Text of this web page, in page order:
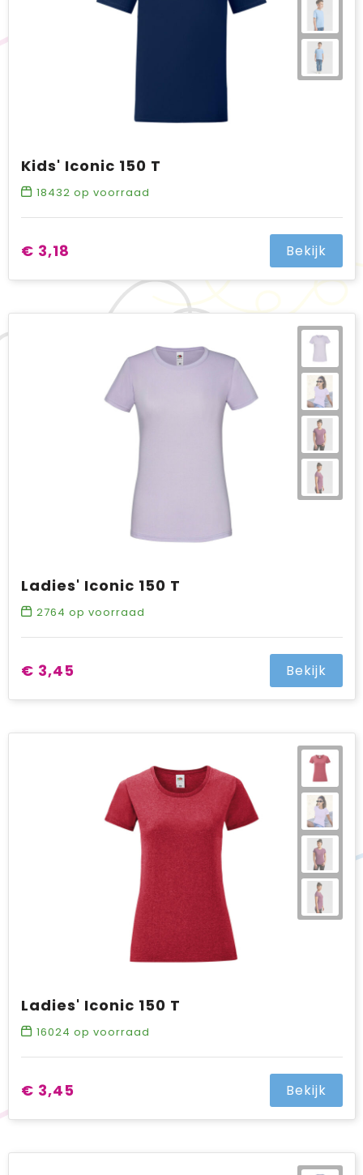
Kids' Iconic 150 T
18432 op voorraad
€ 3,18 Bekijk
Ladies' Iconic 150 T
2764 op voorraad
€ 3,45 Bekijk
Ladies' Iconic 150 T
16024 op voorraad
€ 3,45 Bekijk